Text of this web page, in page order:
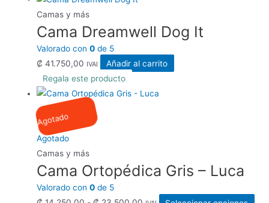
Camas y más
Cama Dreamwell Dog It
Valorado con0 de 5
₡ 41.750,00 IVAI
Añadir al carrito
Regala este producto
Agotado
Agotado
Camas y más
Cama Ortopédica Gris – Luca
Valorado con0 de 5